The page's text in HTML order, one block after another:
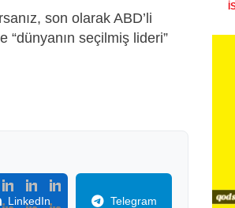
son olarak ABD’li
seçilmiş lideri”
LinkedIn Telegram